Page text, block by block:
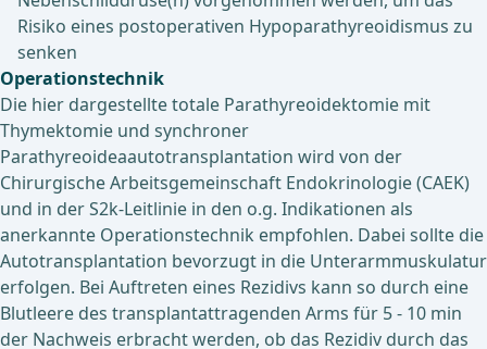
Risiko eines postoperativen Hypoparathyreoidismus zu
senken
Operationstechnik
Die hier dargestellte totale Parathyreoidektomie mit
Thymektomie und synchroner
Parathyreoideaautotransplantation wird von der
Chirurgische Arbeitsgemeinschaft Endokrinologie (CAEK)
und in der S2k-Leitlinie in den o.g. Indikationen als
anerkannte Operationstechnik empfohlen. Dabei sollte die
Autotransplantation bevorzugt in die Unterarmmuskulatur
erfolgen. Bei Auftreten eines Rezidivs kann so durch eine
Blutleere des transplantattragenden Arms für 5 - 10 min
der Nachweis erbracht werden, ob das Rezidiv durch das